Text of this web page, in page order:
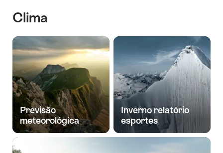
Clima
Previsão
meteorológica
Inverno relatório
esportes